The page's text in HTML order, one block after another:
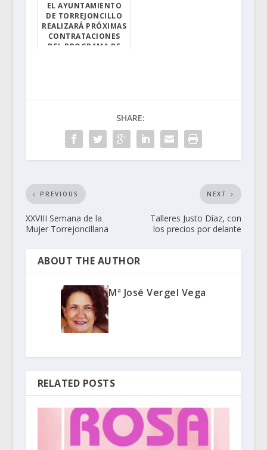
Gran jornada ca...
EL AYUNTAMIENTO
DE TORREJONCILLO
REALIZARÁ PRÓXIMAS
CONTRATACIONES
DEL PROGRAMA DE
SHARE:
PREVIOUS
XXVIII Semana de la
Mujer Torrejoncillana
NEXT
Talleres Justo Díaz, con
los precios por delante
ABOUT THE AUTHOR
Mª José Vergel Vega
RELATED POSTS